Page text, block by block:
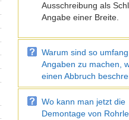
Ausschreibung als
Angabe einer Breite.
Warum sind so
Angaben zu machen,
einen Abbruch
Wo kann man jetzt die
Demontage von